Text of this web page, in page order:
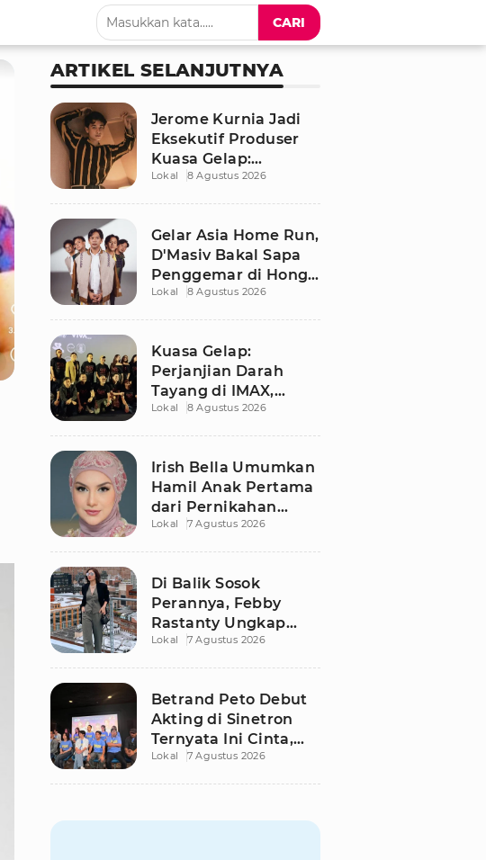
CARI
ARTIKEL SELANJUTNYA
Jerome Kurnia Jadi
Eksekutif Produser
Kuasa Gelap:
Perjanjian Darah,
Lokal 8 Agustus 2026
Gelar Asia Home Run,
D'Masiv Bakal Sapa
Penggemar di Hong
Kong
Lokal 8 Agustus 2026
Kuasa Gelap:
Perjanjian Darah
Tayang di IMAX,
Kisah Romo Rendra
Lokal 8 Agustus 2026
Irish Bella Umumkan
Hamil Anak Pertama
dari Pernikahan
dengan Haldy Sabri
Lokal 7 Agustus 2026
Di Balik Sosok
Perannya, Febby
Rastanty Ungkap
Luka Masa Kecil yang
Lokal 7 Agustus 2026
Betrand Peto Debut
Akting di Sinetron
Ternyata Ini Cinta,
Ngaku Keluar dari
Lokal 7 Agustus 2026